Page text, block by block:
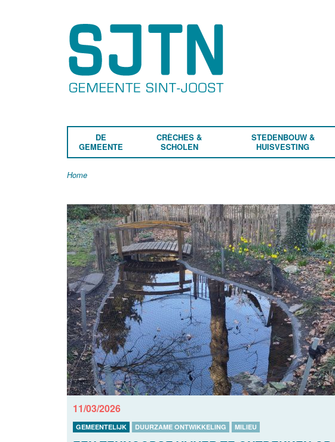
DE
GEMEENTE
CRÈCHES &
SCHOLEN
STEDENBOUW &
HUISVESTING
Home
11/03/2026
GEMEENTELIJK DUURZAME ONTWIKKELING MILIEU